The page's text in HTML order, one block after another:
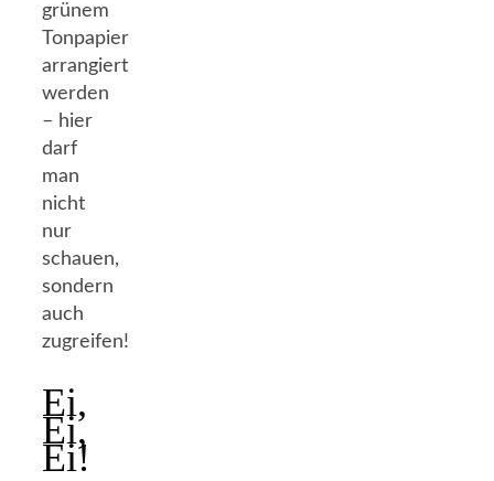
grünem
Tonpapier
arrangiert
werden
– hier
darf
man
nicht
nur
schauen,
sondern
auch
zugreifen!
Ei,
Ei,
Ei!